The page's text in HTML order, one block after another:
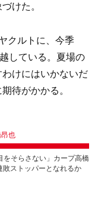
けた。
クルトに、今季
している。夏場の
けにはいかないだ
待がかかる。
也
をそらさない」カープ高橋
ストッパーとなれるか